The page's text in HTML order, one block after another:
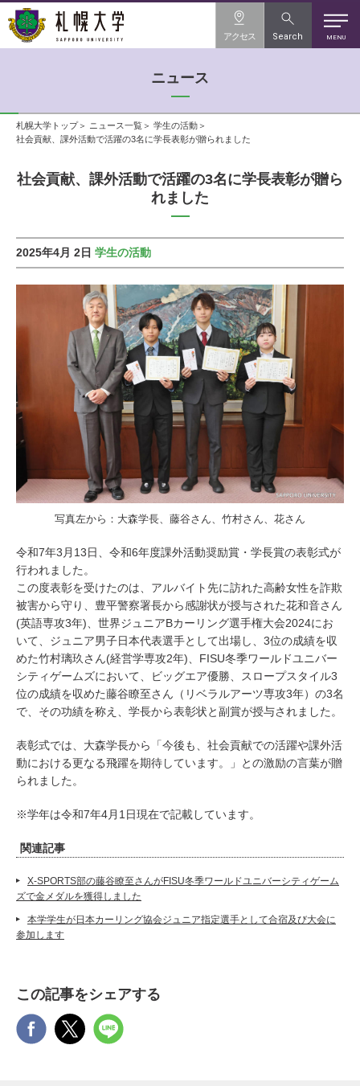
MENU
アクセス Search
ニュース
札幌大学トップ ニュース一覧
学生の活動
社会貢献、課外活動で活躍の3名に学長表彰が贈られました
社会貢献、課外活動で活躍の3名に学長表彰が贈ら
れました
2025年4月 2日 学生の活動
写真左から：大森学長、藤谷さん、竹村さん、花さん
令和7年3月13日、令和6年度課外活動奨励賞・学長賞の表彰式が
行われました。
この度表彰を受けたのは、アルバイト先に訪れた高齢女性を詐欺
被害から守り、豊平警察署長から感謝状が授与された花和音さん
(英語専攻3年)、世界ジュニアBカーリング選手権大会2024にお
いて、ジュニア男子日本代表選手として出場し、3位の成績を収
めた竹村璃玖さん(経営学専攻2年)、FISU冬季ワールドユニバー
シティゲームズにおいて、ビッグエア優勝、スロープスタイル3
位の成績を収めた藤谷瞭至さん（リベラルアーツ専攻3年）の3名
で、その功績を称え、学長から表彰状と副賞が授与されました。
表彰式では、大森学長から「今後も、社会貢献での活躍や課外活
動における更なる飛躍を期待しています。」との激励の言葉が贈
られました。
※学年は令和7年4月1日現在で記載しています。
関連記事
X-SPORTS部の藤谷瞭至さんがFISU冬季ワールドユニバーシティゲーム
ズで金メダルを獲得しました
本学学生が日本カーリング協会ジュニア指定選手として合宿及び大会に
参加します
この記事をシェアする